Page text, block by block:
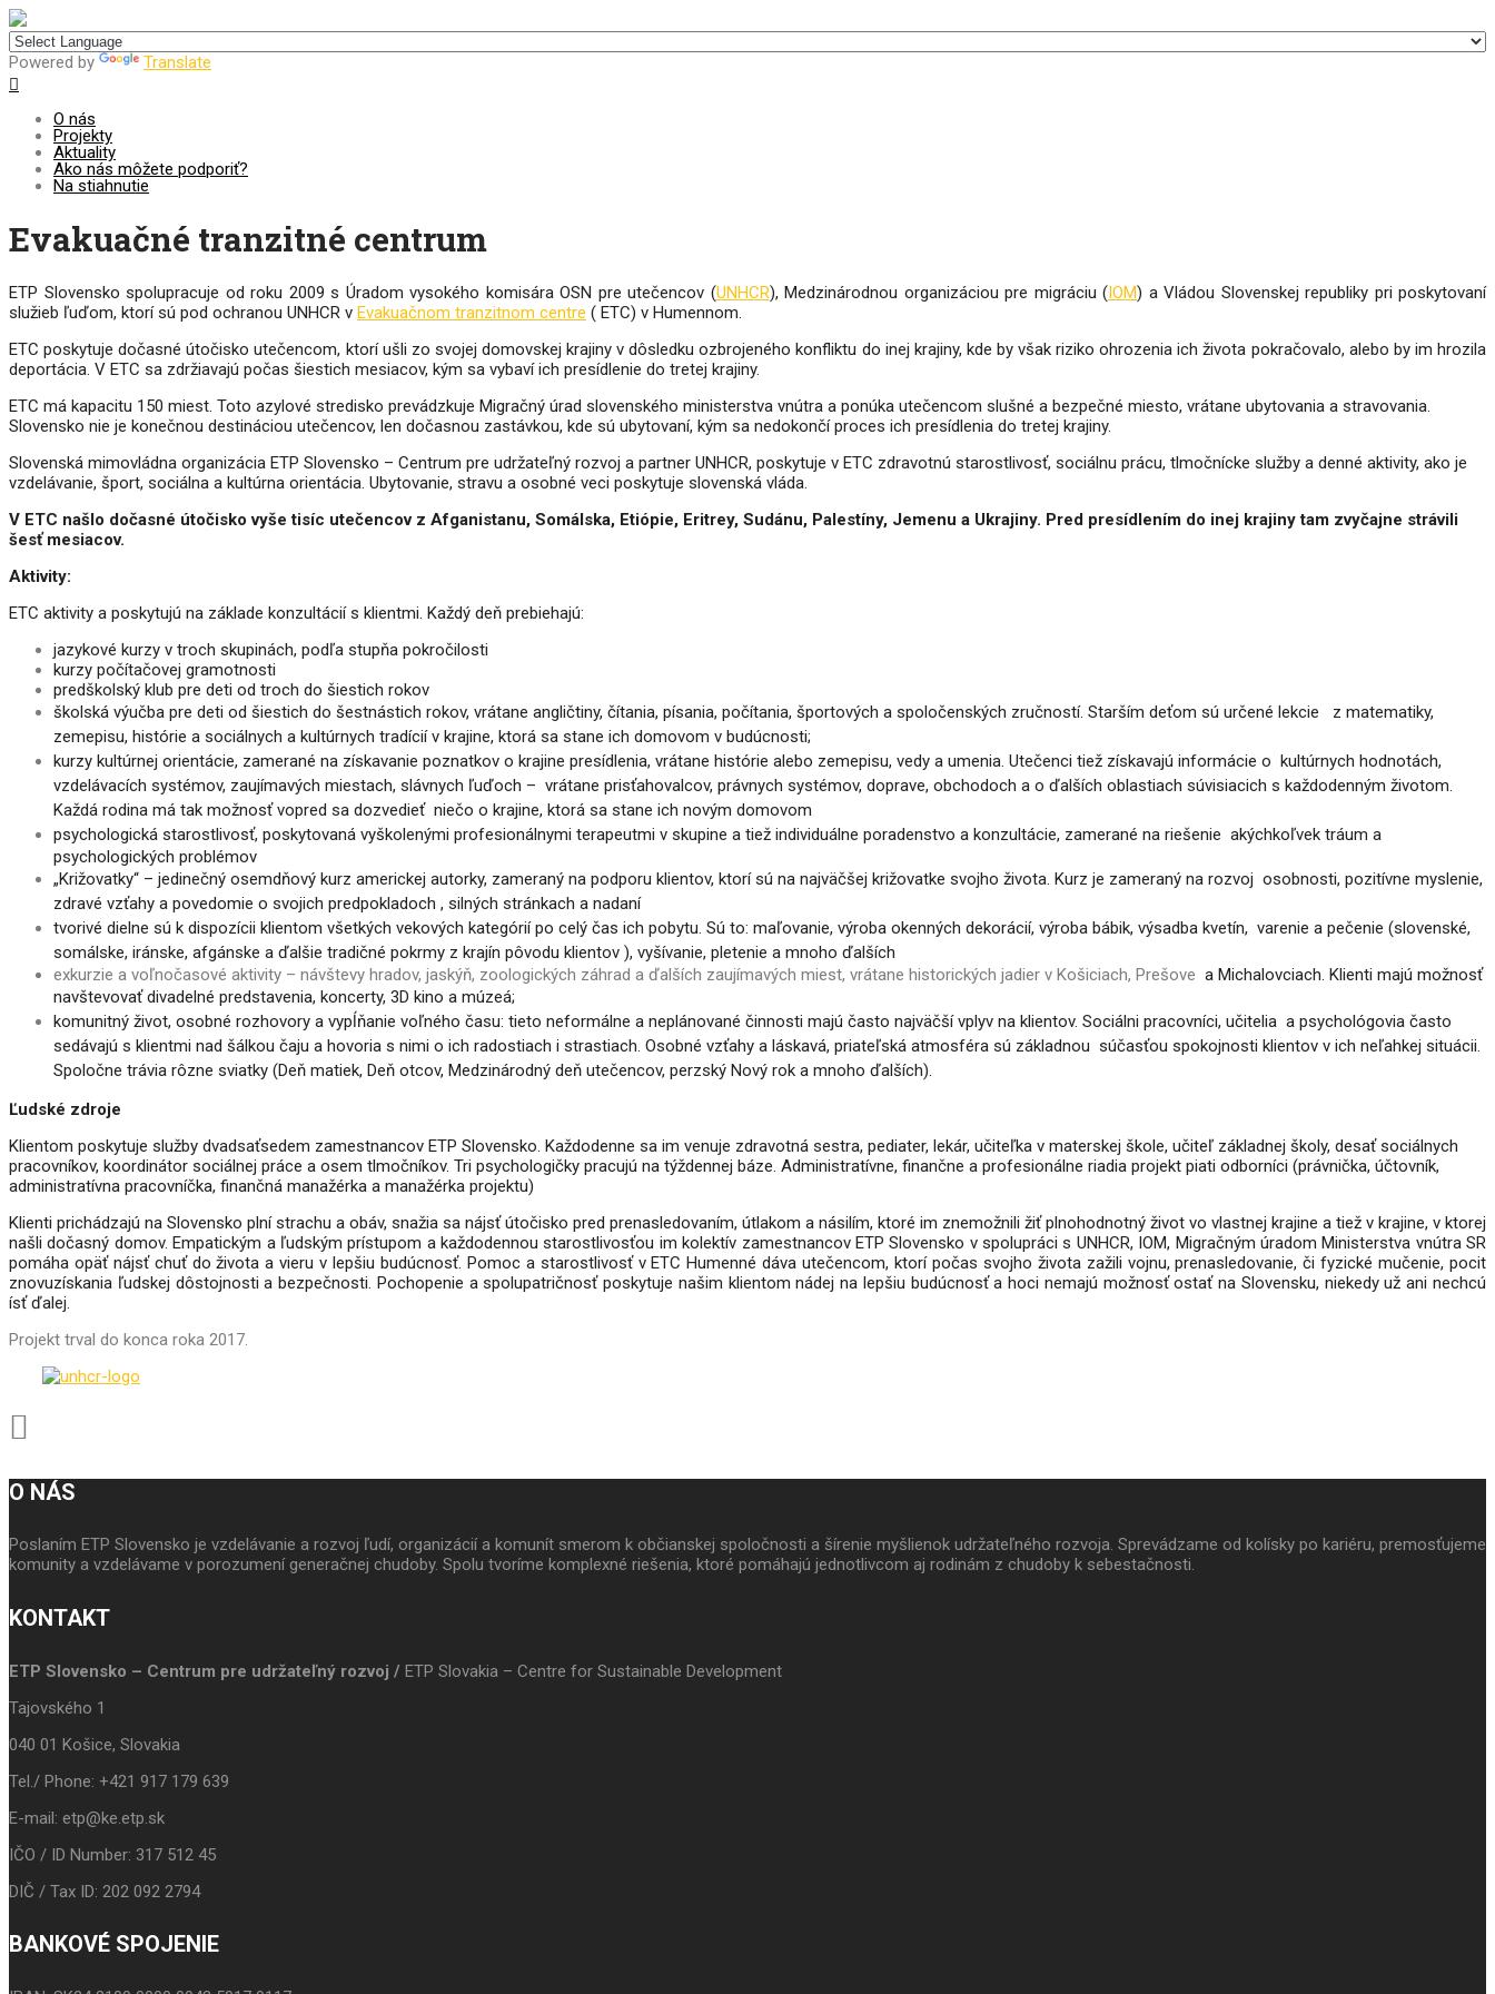
Powered by Translate
O nás
Projekty
Aktuality
Ako nás môžete podporiť?
Na stiahnutie
Evakuačné tranzitné centrum
ETP Slovensko spolupracuje od roku 2009 s Úradom vysokého komisára OSN pre utečencov (UNHCR), Medzinárodnou organizáciou pre migráciu (IOM) a Vládou Slovenskej republiky pri poskytovaní
služieb ľuďom, ktorí sú pod ochranou UNHCR v Evakuačnom tranzitnom centre ( ETC) v Humennom.
ETC poskytuje dočasné útočisko utečencom, ktorí ušli zo svojej domovskej krajiny v dôsledku ozbrojeného konfliktu do inej krajiny, kde by však riziko ohrozenia ich života pokračovalo, alebo by im hrozila
deportácia. V ETC sa zdržiavajú počas šiestich mesiacov, kým sa vybaví ich presídlenie do tretej krajiny.
ETC má kapacitu 150 miest. Toto azylové stredisko prevádzkuje Migračný úrad slovenského ministerstva vnútra a ponúka utečencom slušné a bezpečné miesto, vrátane ubytovania a stravovania.
Slovensko nie je konečnou destináciou utečencov, len dočasnou zastávkou, kde sú ubytovaní, kým sa nedokončí proces ich presídlenia do tretej krajiny.
Slovenská mimovládna organizácia ETP Slovensko – Centrum pre udržateľný rozvoj a partner UNHCR, poskytuje v ETC zdravotnú starostlivosť, sociálnu prácu, tlmočnícke služby a denné aktivity, ako je
vzdelávanie, šport, sociálna a kultúrna orientácia. Ubytovanie, stravu a osobné veci poskytuje slovenská vláda.
V ETC našlo dočasné útočisko vyše tisíc utečencov z Afganistanu, Somálska, Etiópie, Eritrey, Sudánu, Palestíny, Jemenu a Ukrajiny. Pred presídlením do inej krajiny tam zvyčajne strávili
šesť mesiacov.
Aktivity:
ETC aktivity a poskytujú na základe konzultácií s klientmi. Každý deň prebiehajú:
jazykové kurzy v troch skupinách, podľa stupňa pokročilosti
kurzy počítačovej gramotnosti
predškolský klub pre deti od troch do šiestich rokov
školská výučba pre deti od šiestich do šestnástich rokov, vrátane angličtiny, čítania, písania, počítania, športových a spoločenských zručností. Starším deťom sú určené lekcie
z matematiky,
zemepisu, histórie a sociálnych a kultúrnych tradícií v krajine, ktorá sa stane ich domovom v budúcnosti;
kurzy kultúrnej orientácie, zamerané na získavanie poznatkov o krajine presídlenia, vrátane histórie alebo zemepisu, vedy a umenia. Utečenci tiež získavajú informácie o kultúrnych hodnotách,
vzdelávacích systémov, zaujímavých miestach, slávnych ľuďoch – vrátane prisťahovalcov, právnych systémov, doprave, obchodoch a o ďalších oblastiach súvisiacich s každodenným životom.
Každá rodina má tak možnosť vopred sa dozvedieť niečo o krajine, ktorá sa stane ich novým domovom
psychologická starostlivosť, poskytovaná vyškolenými profesionálnymi terapeutmi v skupine a tiež individuálne poradenstvo a konzultácie, zamerané na riešenie akýchkoľvek tráum a
psychologických problémov
„Križovatky“ – jedinečný osemdňový kurz americkej autorky, zameraný na podporu klientov, ktorí sú na najväčšej križovatke svojho života. Kurz je zameraný na rozvoj osobnosti, pozitívne myslenie,
zdravé vzťahy a povedomie o svojich predpokladoch , silných stránkach a nadaní
tvorivé dielne sú k dispozícii klientom všetkých vekových kategórií po celý čas ich pobytu. Sú to: maľovanie, výroba okenných dekorácií, výroba bábik, výsadba kvetín, varenie a pečenie (slovenské,
somálske, iránske, afgánske a ďalšie tradičné pokrmy z krajín pôvodu klientov ), vyšívanie, pletenie a mnoho ďalších
exkurzie a voľnočasové aktivity – návštevy hradov, jaskýň, zoologických záhrad a ďalších zaujímavých miest, vrátane historických jadier v Košiciach, Prešove a Michalovciach. Klienti majú možnosť
navštevovať divadelné predstavenia, koncerty, 3D kino a múzeá;
komunitný život, osobné rozhovory a vypĺňanie voľného času: tieto neformálne a neplánované činnosti majú často najväčší vplyv na klientov. Sociálni pracovníci, učitelia a psychológovia často
sedávajú s klientmi nad šálkou čaju a hovoria s nimi o ich radostiach i strastiach. Osobné vzťahy a láskavá, priateľská atmosféra sú základnou súčasťou spokojnosti klientov v ich neľahkej situácii.
Spoločne trávia rôzne sviatky (Deň matiek, Deň otcov, Medzinárodný deň utečencov, perzský Nový rok a mnoho ďalších).
Ľudské zdroje
Klientom poskytuje služby dvadsaťsedem zamestnancov ETP Slovensko. Každodenne sa im venuje zdravotná sestra, pediater, lekár, učiteľka v materskej škole, učiteľ základnej školy, desať sociálnych
pracovníkov, koordinátor sociálnej práce a osem tlmočníkov. Tri psychologičky pracujú na týždennej báze. Administratívne, finančne a profesionálne riadia projekt piati odborníci (právnička, účtovník,
administratívna pracovníčka, finančná manažérka a manažérka projektu)
Klienti prichádzajú na Slovensko plní strachu a obáv, snažia sa nájsť útočisko pred prenasledovaním, útlakom a násilím, ktoré im znemožnili žiť plnohodnotný život vo vlastnej krajine a tiež v krajine, v ktorej
našli dočasný domov. Empatickým a ľudským prístupom a každodennou starostlivosťou im kolektív zamestnancov ETP Slovensko v spolupráci s UNHCR, IOM, Migračným úradom Ministerstva vnútra SR
pomáha opäť nájsť chuť do života a vieru v lepšiu budúcnosť. Pomoc a starostlivosť v ETC Humenné dáva utečencom, ktorí počas svojho života zažili vojnu, prenasledovanie, či fyzické mučenie, pocit
znovuzískania ľudskej dôstojnosti a bezpečnosti. Pochopenie a spolupatričnosť poskytuje našim klientom nádej na lepšiu budúcnosť a hoci nemajú možnosť ostať na Slovensku, niekedy už ani nechcú
ísť ďalej.
Projekt trval do konca roka 2017.
O NÁS
Poslaním ETP Slovensko je vzdelávanie a rozvoj ľudí, organizácií a komunít smerom k občianskej spoločnosti a šírenie myšlienok udržateľného rozvoja. Sprevádzame od kolísky po kariéru, premosťujeme
komunity a vzdelávame v porozumení generačnej chudoby. Spolu tvoríme komplexné riešenia, ktoré pomáhajú jednotlivcom aj rodinám z chudoby k sebestačnosti.
KONTAKT
ETP Slovensko – Centrum pre udržateľný rozvoj / ETP Slovakia – Centre for Sustainable Development
Tajovského 1
040 01 Košice, Slovakia
Tel./ Phone: +421 917 179 639
E-mail: etp@ke.etp.sk
IČO / ID Number: 317 512 45
DIČ / Tax ID: 202 092 2794
BANKOVÉ SPOJENIE